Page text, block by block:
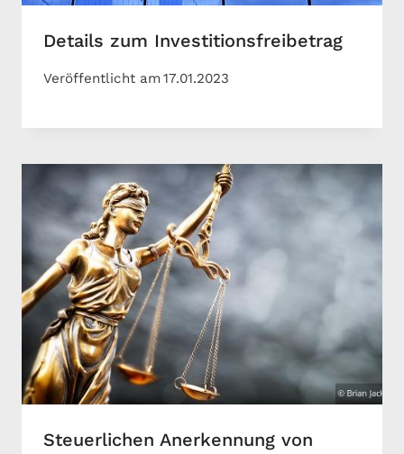
Details zum Investitionsfreibetrag
Veröffentlicht am17.01.2023
Steuerlichen Anerkennung von